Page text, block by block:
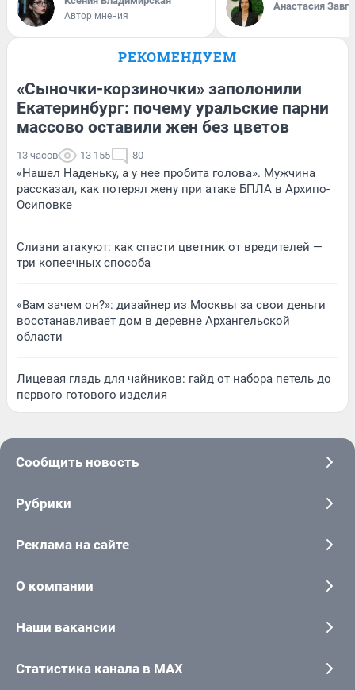
Автор мнения
Анастасия
РЕКОМЕНДУЕМ
«Сыночки-корзиночки» заполонили
Екатеринбург: почему уральские парни
массово оставили жен без цветов
13 часов 13 155 80
«Нашел Наденьку, а у нее пробита голова». Мужчина
рассказал, как потерял жену при атаке БПЛА в Архипо-
Осиповке
Слизни атакуют: как спасти цветник от вредителей —
три копеечных способа
«Вам зачем он?»: дизайнер из Москвы за свои деньги
восстанавливает дом в деревне Архангельской
области
Лицевая гладь для чайников: гайд от набора петель до
первого готового изделия
Сообщить новость
Рубрики
Реклама на сайте
О компании
Наши вакансии
Статистика канала в MAX